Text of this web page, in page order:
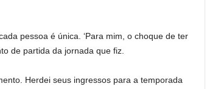
pessoa é única. ‘Para mim, o choque de ter
de partida da jornada que fiz.
Herdei seus ingressos para a temporada